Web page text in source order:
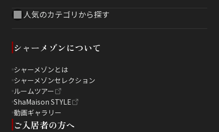
人気のカテゴリから探す
シャーメゾンについて
シャーメゾンとは
シャーメゾンセレクション
ルームツアー
ShaMaison STYLE
動画ギャラリー
ご入居者の方へ